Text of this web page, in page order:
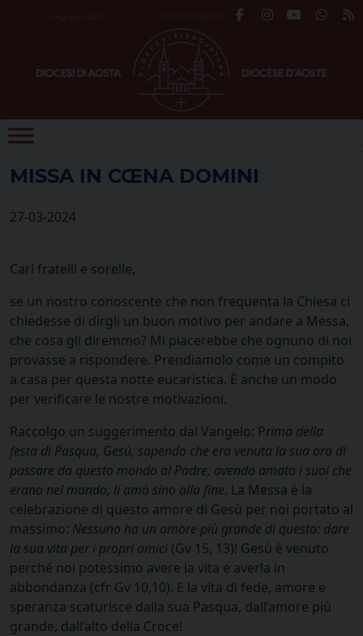
MISSA IN CŒNA DOMINI
27-03-2024
Cari fratelli e sorelle,
se un nostro conoscente che non frequenta la Chiesa ci
chiedesse di dirgli un buon motivo per andare a Messa,
che cosa gli diremmo? Mi piacerebbe che ognuno di noi
provasse a rispondere. Prendiamolo come un compito
a casa per questa notte eucaristica. È anche un modo
per verificare le nostre motivazioni.
Raccolgo un suggerimento dal Vangelo: Prima della
festa di Pasqua, Gesù, sapendo che era venuta la sua ora di
passare da questo mondo al Padre, avendo amato i suoi che
erano nel mondo, li amò sino alla fine. La Messa è la
celebrazione di questo amore di Gesù per noi portato al
massimo: Nessuno ha un amore più grande di questo: dare
la sua vita per i propri amici (Gv 15, 13)! Gesù è venuto
perché noi potessimo avere la vita e averla in
abbondanza (cfr Gv 10,10). E la vita di fede, amore e
speranza scaturisce dalla sua Pasqua, dall’amore più
grande, dall’alto della Croce!